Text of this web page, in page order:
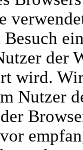
der
wird.
Nutzer